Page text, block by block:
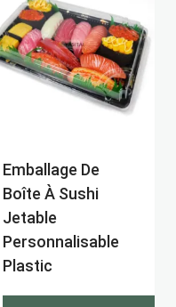
Emballage De
Boîte À Sushi
Jetable
Personnalisable
Plastic